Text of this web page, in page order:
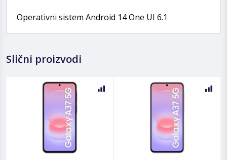
Operativni sistem Android 14 One UI 6.1
Slični proizvodi